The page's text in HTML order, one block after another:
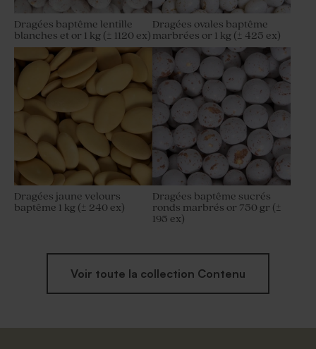
Dragées baptême lentille
blanches et or 1 kg (± 1120 ex)
Dragées ovales baptême
marbrées or 1 kg (± 425 ex)
Dragées jaune velours
baptême 1 kg (± 240 ex)
Dragées baptême sucrés
ronds marbrés or 750 gr (±
195 ex)
Voir toute la collection Contenu